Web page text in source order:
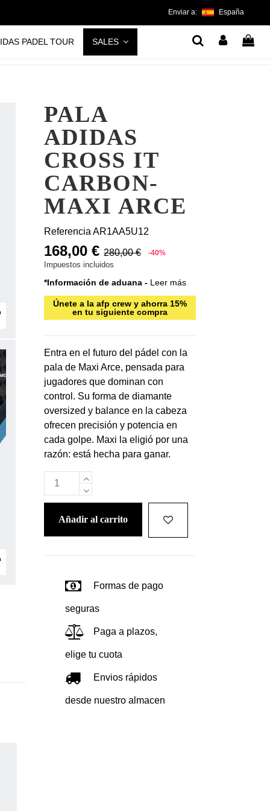
Enviar a: España
PADEL TOUR SALES
PALA
ADIDAS
CROSS IT
CARBON-
MAXI ARCE
Referencia AR1AA5U12
168,00 € 280,00 € -40%
Impuestos incluidos
*Información de aduana - Leer más
Únete a la afp crew y ahorra 15%
en tu siguiente compra
Entra en el futuro del pádel con la
pala de Maxi Arce, pensada para
jugadores que dominan con
control. Su forma de diamante
oversized y balance en la cabeza
ofrecen precisión y potencia en
cada golpe. Maxi la eligió por una
razón: está hecha para ganar.
añadir al carrito
Formas de pago
seguras
Paga a plazos,
elige tu cuota
Envios rápidos
desde nuestro almacen